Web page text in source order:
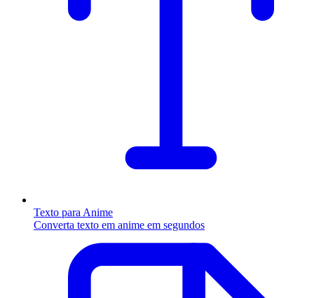
Texto para Anime
Converta texto em anime em segundos